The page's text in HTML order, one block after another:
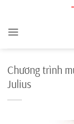
content
Chương trình
Julius